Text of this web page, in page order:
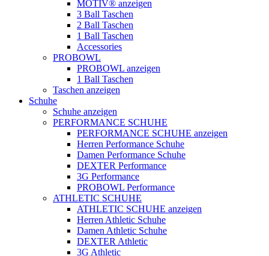
MOTIV® anzeigen
3 Ball Taschen
2 Ball Taschen
1 Ball Taschen
Accessories
PROBOWL
PROBOWL anzeigen
1 Ball Taschen
Taschen anzeigen
Schuhe
Schuhe anzeigen
PERFORMANCE SCHUHE
PERFORMANCE SCHUHE anzeigen
Herren Performance Schuhe
Damen Performance Schuhe
DEXTER Performance
3G Performance
PROBOWL Performance
ATHLETIC SCHUHE
ATHLETIC SCHUHE anzeigen
Herren Athletic Schuhe
Damen Athletic Schuhe
DEXTER Athletic
3G Athletic